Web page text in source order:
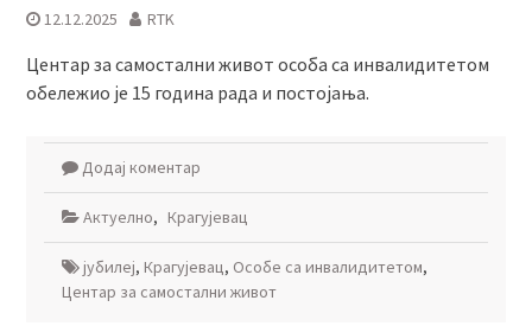
12.12.2025 RTK
Центар за самостални живот особа са инвалидитетом
обележио је 15 година рада и постојања.
Додај коментар
Актуелно, Крагујевац
јубилеј, Крагујевац, Особе са инвалидитетом,
Центар за самостални живот